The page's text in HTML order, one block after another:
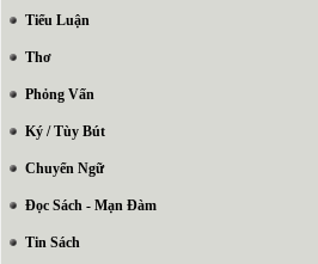
Tiểu Luận
Thơ
Phỏng Vấn
Ký / Tùy Bút
Chuyển Ngữ
Đọc Sách - Mạn Đàm
Tin Sách